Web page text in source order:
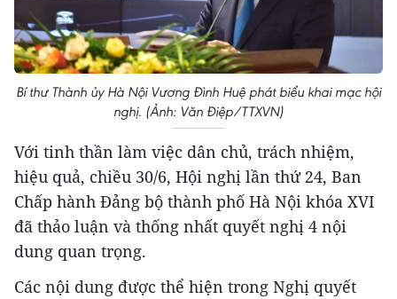
Bí thư Thành ủy Hà Nội Vương Đình Huệ phát biểu khai mạc hội
nghị. (Ảnh: Văn Điệp/TTXVN)
Với tinh thần làm việc dân chủ, trách nhiệm,
hiệu quả, chiều 30/6, Hội nghị lần thứ 24, Ban
Chấp hành Đảng bộ thành phố Hà Nội khóa XVI
đã thảo luận và thống nhất quyết nghị 4 nội
dung quan trọng.
Các nội dung được thể hiện trong Nghị quyết